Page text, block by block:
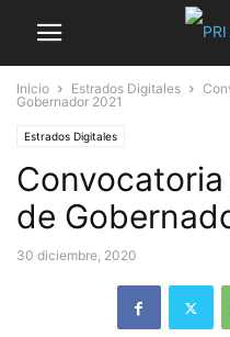
Inicio Estrados Digitales
Gobernador 2021
Estrados Digitales
de
30 diciembre, 2020